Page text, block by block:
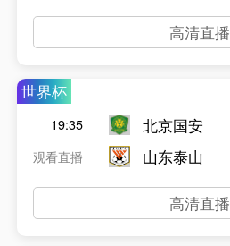
高清直播
世界杯
19:35
观看直播
北京国安
山东泰山
高清直播